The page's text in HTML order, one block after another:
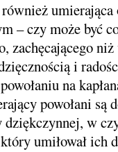
umierająca
– czy może być
zachęcającego
i
na
powołani są
w
umiłował ich